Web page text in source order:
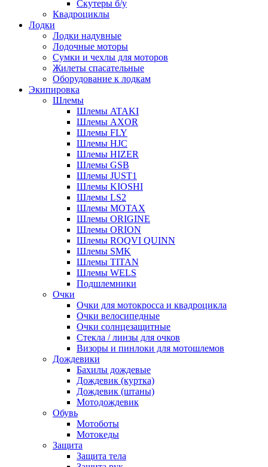
Скутеры б/у
Квадроциклы
Лодки
Лодки надувные
Лодочные моторы
Сумки и чехлы для моторов
Жилеты спасательные
Оборудование к лодкам
Экипировка
Шлемы
Шлемы ATAKI
Шлемы AXOR
Шлемы FLY
Шлемы HJC
Шлемы HIZER
Шлемы GSB
Шлемы JUST1
Шлемы KIOSHI
Шлемы LS2
Шлемы MOTAX
Шлемы ORIGINE
Шлемы ORION
Шлемы ROQVI QUINN
Шлемы SMK
Шлемы TITAN
Шлемы WELS
Подшлемники
Очки
Очки для мотокросса и квадроцикла
Очки велосипедные
Очки солнцезащитные
Стекла / линзы для очков
Визоры и пинлоки для мотошлемов
Дождевики
Бахилы дождевые
Дождевик (куртка)
Дождевик (штаны)
Мотодождевик
Обувь
Мотоботы
Мотокеды
Защита
Защита тела